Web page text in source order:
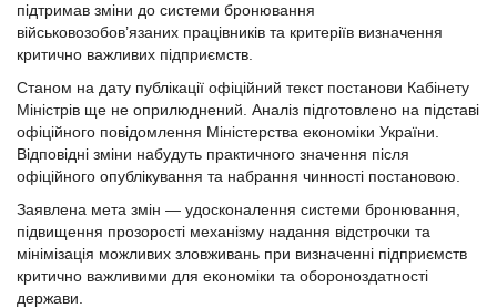
підтримав зміни до системи бронювання
військовозобов’язаних працівників та критеріїв визначення
критично важливих підприємств.
Станом на дату публікації офіційний текст постанови Кабінету
Міністрів ще не оприлюднений. Аналіз підготовлено на підставі
офіційного повідомлення Міністерства економіки України.
Відповідні зміни набудуть практичного значення після
офіційного опублікування та набрання чинності постановою.
Заявлена мета змін — удосконалення системи бронювання,
підвищення прозорості механізму надання відстрочки та
мінімізація можливих зловживань при визначенні підприємств
критично важливими для економіки та обороноздатності
держави.